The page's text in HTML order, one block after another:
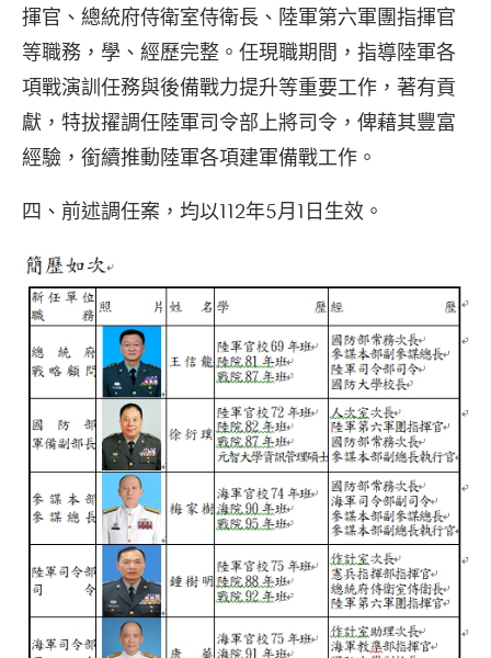
揮官、總統府侍衛室侍衛長、陸軍第六軍團指揮官
等職務，學、經歷完整。任現職期間，指導陸軍各
項戰演訓任務與後備戰力提升等重要工作，著有貢
獻，特拔擢調任陸軍司令部上將司令，俾藉其豐富
經驗，銜續推動陸軍各項建軍備戰工作。
四、前述調任案，均以112年5月1日生效。